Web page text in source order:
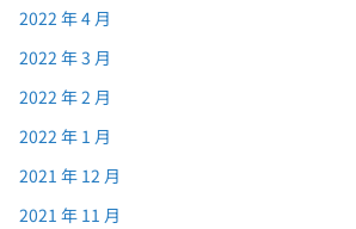
2022 年 4 月
2022 年 3 月
2022 年 2 月
2022 年 1 月
2021 年 12 月
2021 年 11 月